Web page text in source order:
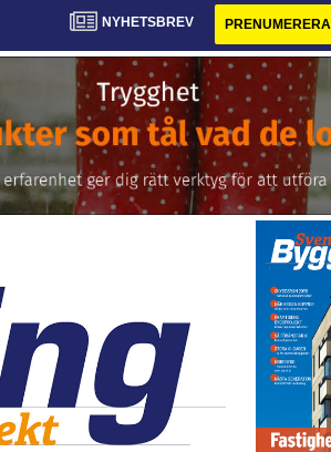
NYHETSBREV PRENUMERERA